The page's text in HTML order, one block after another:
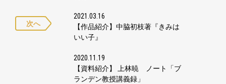
次へ
2021.03.16
【作品紹介】中脇初枝著『きみは
いい子』
2020.11.19
【資料紹介】 上林暁 ノート「ブ
ランデン教授講義録」